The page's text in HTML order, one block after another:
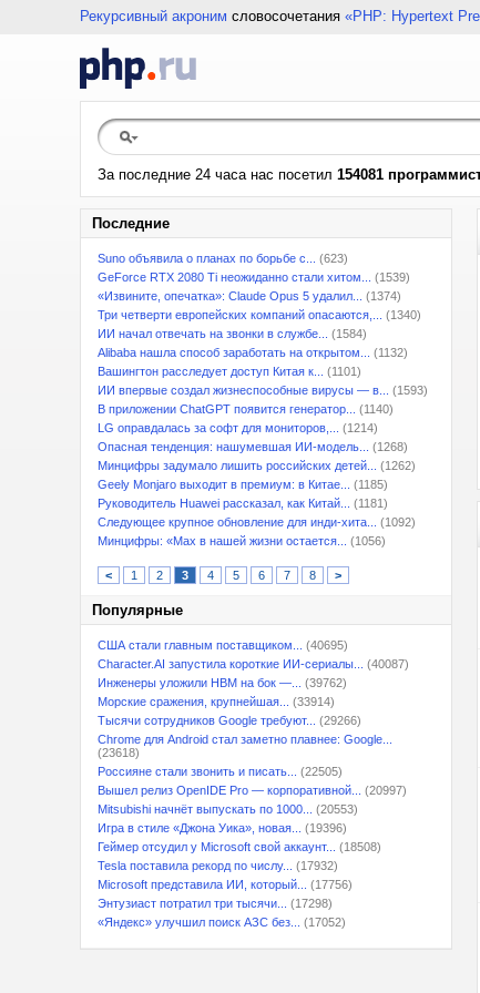
Рекурсивный акроним словосочетания «PHP: Hypertext
За последние 24 часа нас посетил 154081
Последние
Suno объявила о планах по борьбе с...
(623)
GeForce RTX 2080 Ti неожиданно стали хитом...
(1539)
«Извините, опечатка»: Claude Opus 5 удалил...
(1374)
Три четверти европейских компаний опасаются,...
(1340)
ИИ начал отвечать на звонки в службе...
(1584)
Alibaba нашла способ заработать на открытом...
(1132)
Вашингтон расследует доступ Китая к...
(1101)
ИИ впервые создал жизнеспособные вирусы — в...
(1593)
В приложении ChatGPT появится генератор...
(1140)
LG оправдалась за софт для мониторов,...
(1214)
Опасная тенденция: нашумевшая ИИ-модель...
(1268)
Минцифры задумало лишить российских детей...
(1262)
Geely Monjaro выходит в премиум: в Китае...
(1185)
Руководитель Huawei рассказал, как Китай...
(1181)
Следующее крупное обновление для инди-хита...
(1092)
Минцифры: «Max в нашей жизни остается...
(1056)
< 1 2 3 4 5 6 7 8 >
Популярные
США стали главным поставщиком...
(40695)
Character.AI запустила короткие ИИ-сериалы...
(40087)
Инженеры уложили HBM на бок —...
(39762)
Морские сражения, крупнейшая...
(33914)
Тысячи сотрудников Google требуют...
(29266)
Chrome для Android стал заметно плавнее: Google...
(23618)
Россияне стали звонить и писать...
(22505)
Вышел релиз OpenIDE Pro — корпоративной...
(20997)
Mitsubishi начнёт выпускать по 1000...
(20553)
Игра в стиле «Джона Уика», новая...
(19396)
Геймер отсудил у Microsoft свой аккаунт...
(18508)
Tesla поставила рекорд по числу...
(17932)
Microsoft представила ИИ, который...
(17756)
Энтузиаст потратил три тысячи...
(17298)
«Яндекс» улучшил поиск АЗС без...
(17052)